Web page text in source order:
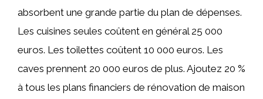
absorbent une grande partie du plan de dépenses.
Les cuisines seules coûtent en général 25 000
euros. Les toilettes coûtent 10 000 euros. Les
caves prennent 20 000 euros de plus. Ajoutez 20 %
à tous les plans financiers de rénovation de maison